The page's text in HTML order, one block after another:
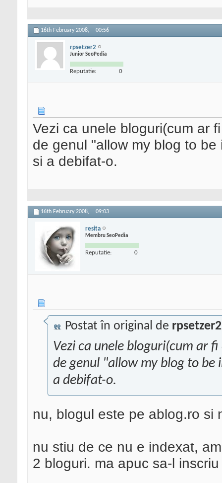
16th February 2008, 00:56
rpsetzer2
Junior SeoPedia
Reputatie: 0
Vezi ca unele bloguri(cum ar
de genul "allow my blog to
si a debifat-o.
16th February 2008, 09:03
resita
Membru SeoPedia
Reputatie: 0
Postat în original de rpsetzer2
Vezi ca unele bloguri(cum ar
de genul "allow my blog to be
a debifat-o.
nu, blogul este pe ablog.ro si
nu stiu de ce nu e indexat,
2 bloguri. ma apuc sa-l